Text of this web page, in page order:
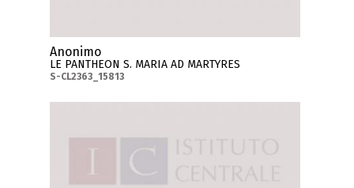
Anonimo
LE PANTHEON S. MARIA AD MARTYRES
S-CL2363_15813